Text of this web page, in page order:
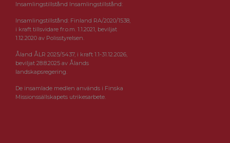
Insamlingstillstånd Insamlingstillstånd:
Insamlingstillstånd: Finland RA/2020/1538,
i kraft tillsvidare fr.o.m. 1.1.2021, beviljat
1.12.2020 av Polisstyrelsen.
Åland ÅLR 2025/5437, i kraft 1.1-31.12.2026,
beviljat 28.8.2025 av Ålands
landskapsregering.
De insamlade medlen används i Finska
Missionssällskapets utrikesarbete.